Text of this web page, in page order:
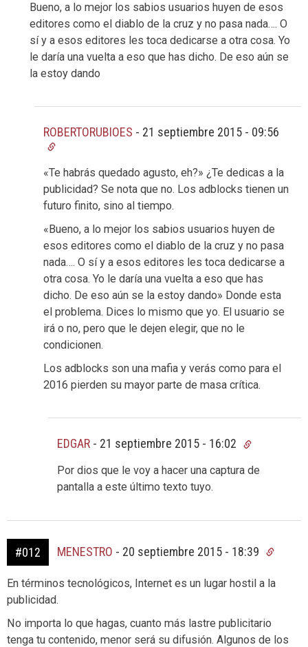
Bueno, a lo mejor los sabios usuarios huyen de esos
editores como el diablo de la cruz y no pasa nada…. O
sí y a esos editores les toca dedicarse a otra cosa. Yo
le daría una vuelta a eso que has dicho. De eso aún se
la estoy dando
ROBERTORUBIOES - 21 septiembre 2015 - 09:56
«Te habrás quedado agusto, eh?» ¿Te dedicas a la
publicidad? Se nota que no. Los adblocks tienen un
futuro finito, sino al tiempo.
«Bueno, a lo mejor los sabios usuarios huyen de
esos editores como el diablo de la cruz y no pasa
nada…. O sí y a esos editores les toca dedicarse a
otra cosa. Yo le daría una vuelta a eso que has
dicho. De eso aún se la estoy dando» Donde esta
el problema. Dices lo mismo que yo. El usuario se
irá o no, pero que le dejen elegir, que no le
condicionen.
Los adblocks son una mafia y verás como para el
2016 pierden su mayor parte de masa crítica.
EDGAR - 21 septiembre 2015 - 16:02
Por dios que le voy a hacer una captura de
pantalla a este último texto tuyo.
#012 MENESTRO - 20 septiembre 2015 - 18:39
En términos tecnológicos, Internet es un lugar hostil a la
publicidad.
No importa lo que hagas, cuanto más lastre publicitario
tenga tu contenido, menor será su difusión. Algunos de los